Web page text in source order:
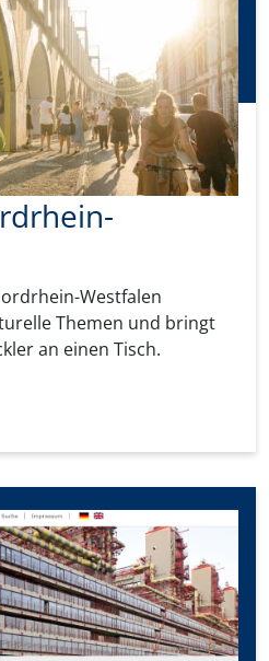
Westfalen
Themen und bringt
an einen Tisch.